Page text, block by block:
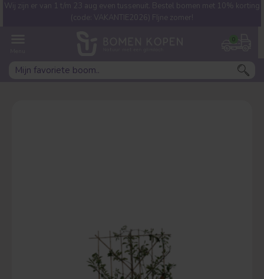
0
Wij zijn er van 1 t/m 23 aug even tussenuit. Bestel bomen met 10% korting
(code: VAKANTIE2026) FIjne zomer!
Welke boom ben jij naar op